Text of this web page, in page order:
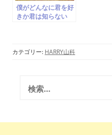
僕がどんなに君を好
きか君は知らない
カテゴリー: HARRY山科